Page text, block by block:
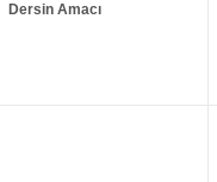
Dersin Amacı